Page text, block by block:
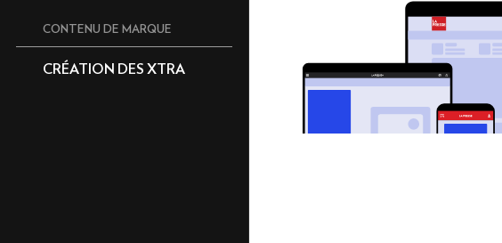
CONTENU DE MARQUE
CRÉATION DES XTRA